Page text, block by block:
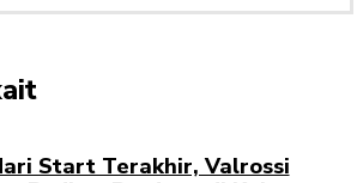
Start Terakhir, Valrossi